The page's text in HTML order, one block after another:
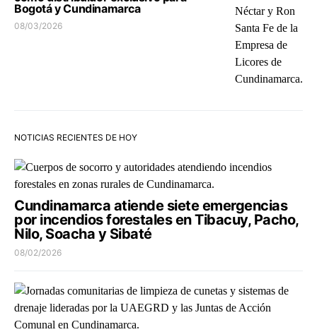
Bogotá y Cundinamarca
08/03/2026
NOTICIAS RECIENTES DE HOY
Cundinamarca atiende siete emergencias
por incendios forestales en Tibacuy, Pacho,
Nilo, Soacha y Sibaté
08/02/2026